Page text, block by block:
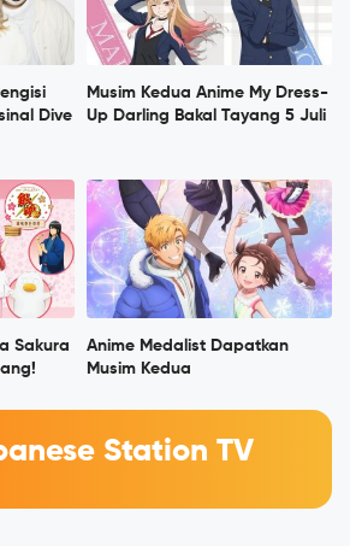
Dive
Musim Kedua Anime My Dress-
Up Darling Bakal Tayang 5 Juli
Sakura
Anime Medalist Dapatkan
Musim Kedua
Station TV